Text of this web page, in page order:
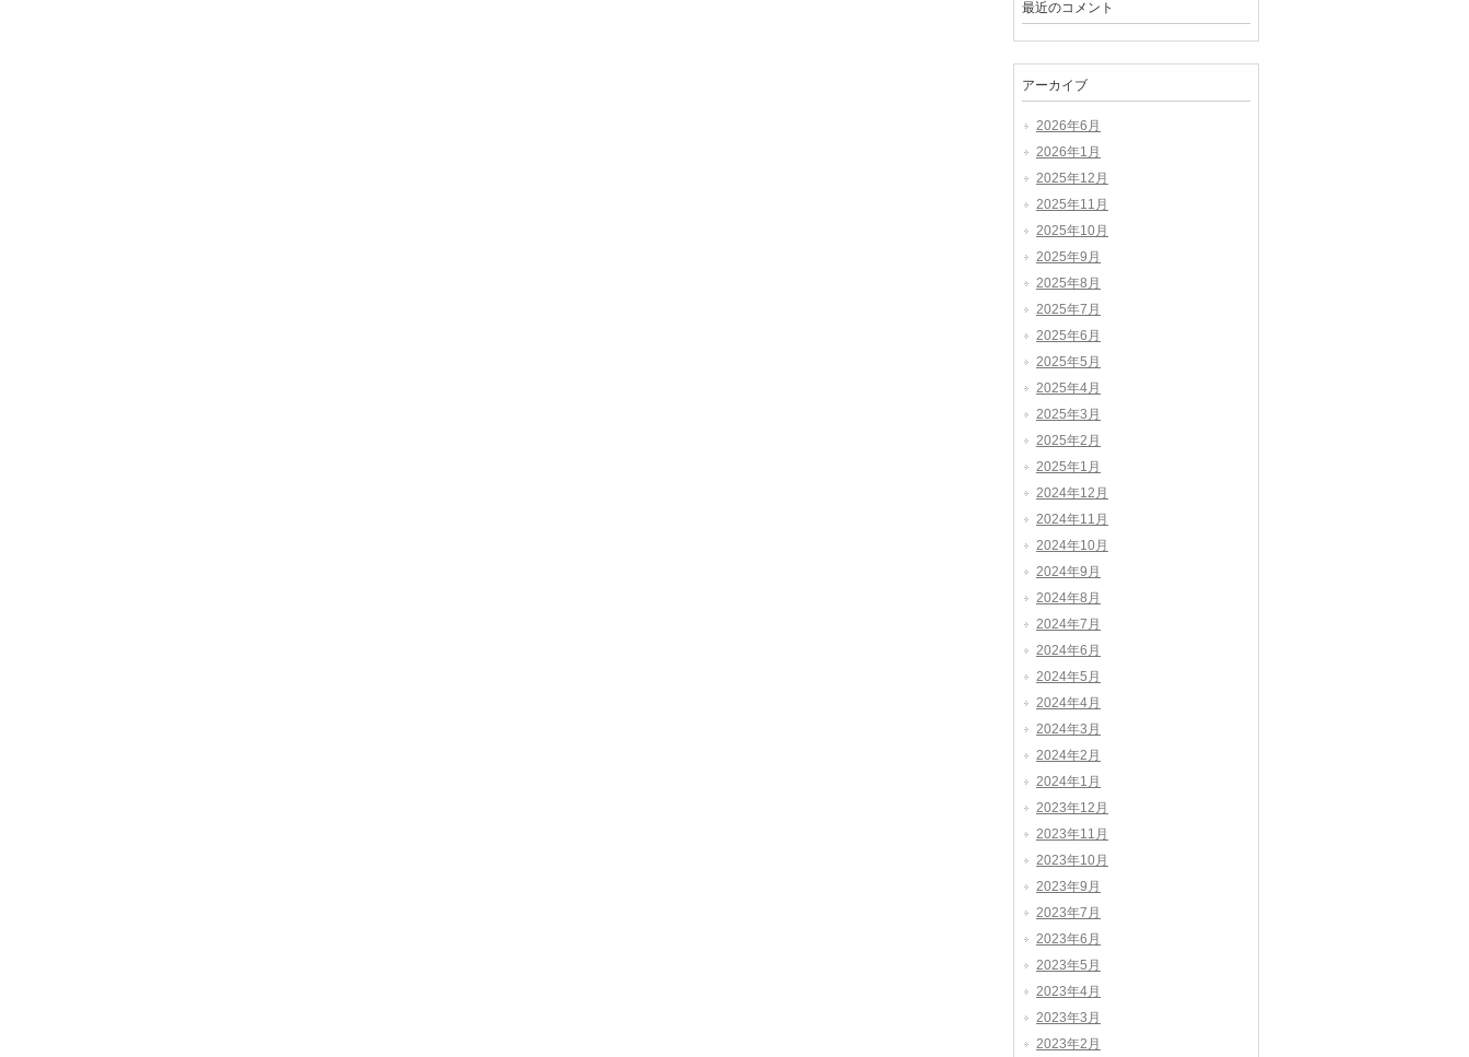
最近のコメント
アーカイブ
2026年6月
2026年1月
2025年12月
2025年11月
2025年10月
2025年9月
2025年8月
2025年7月
2025年6月
2025年5月
2025年4月
2025年3月
2025年2月
2025年1月
2024年12月
2024年11月
2024年10月
2024年9月
2024年8月
2024年7月
2024年6月
2024年5月
2024年4月
2024年3月
2024年2月
2024年1月
2023年12月
2023年11月
2023年10月
2023年9月
2023年7月
2023年6月
2023年5月
2023年4月
2023年3月
2023年2月